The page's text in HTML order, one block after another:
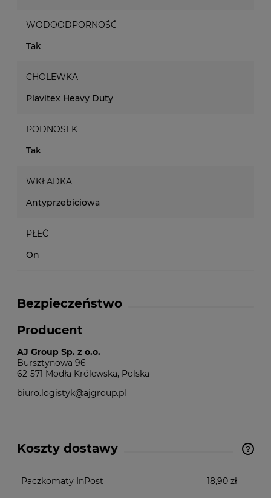
WODOODPORNOŚĆ
Tak
CHOLEWKA
Plavitex Heavy Duty
PODNOSEK
Tak
WKŁADKA
Antyprzebiciowa
PŁEĆ
On
Bezpieczeństwo
Producent
AJ Group Sp. z o.o.
Bursztynowa 96
62-571 Modła Królewska, Polska
biuro.logistyk@ajgroup.pl
Koszty dostawy
Cena nie zawiera ewentualnych kosztów płatności
Paczkomaty InPost 18,90 zł